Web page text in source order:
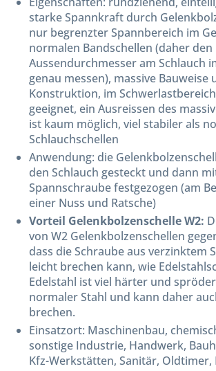
starke Spannkraft durch
nur begrenzter Spannbereich im
normalen Bandschellen (daher den
Aussendurchmesser am Schlauch
genau messen), massive Bauweise
Konstruktion, im
geeignet, ein Ausreissen des
ist kaum möglich, viel stabiler als
Schlauchschellen
Anwendung: die
den Schlauch gesteckt und dann
Spannschraube festgezogen (am
einer Nuss und Ratsche)
Vorteil Gelenkbolzenschelle W2:
von W2 Gelenkbolzenschellen
dass die Schraube aus verzinktem
leicht brechen kann, wie
Edelstahl ist viel härter und
normaler Stahl und kann daher
brechen.
Einsatzort: Maschinenbau,
sonstige Industrie, Handwerk,
Kfz-Werkstätten, Sanitär, Oldtimer,